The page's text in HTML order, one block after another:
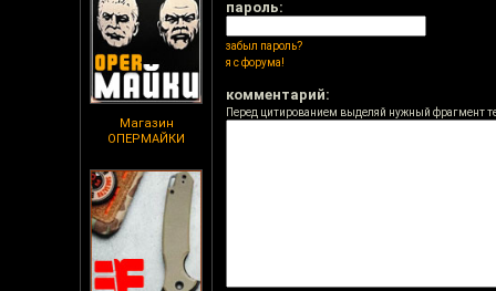
Магазин
ОПЕРМАЙКИ
пароль:
забыл пароль?
я с форума!
комментарий:
Перед цитированием выделяй нужный фрагмент